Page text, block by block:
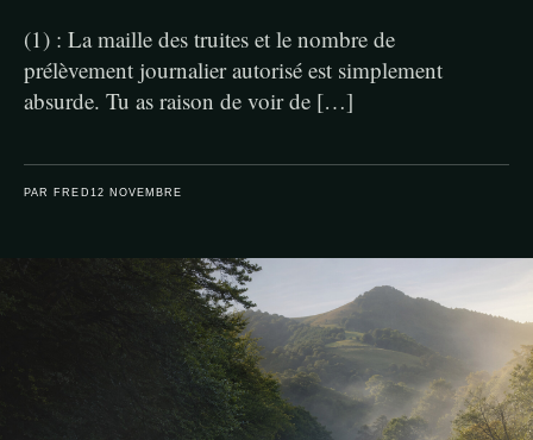
(1) : La maille des truites et le nombre de
prélèvement journalier autorisé est simplement
absurde. Tu as raison de voir de […]
PAR FRED 12 NOVEMBRE